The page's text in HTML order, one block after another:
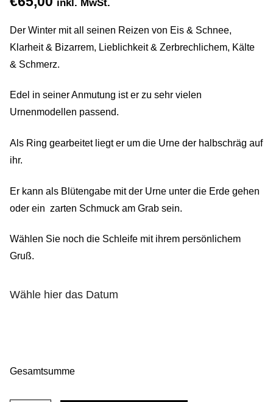
Gemein stark in der Region
Ausbildung bei Diana Pernek
inkl. MwSt.
Der Winter mit all seinen Reizen von Eis & Schnee,
Klarheit & Bizarrem, Lieblichkeit & Zerbrechlichem, Kälte
& Schmerz.
Edel in seiner Anmutung ist er zu sehr vielen
Urnenmodellen passend.
Als Ring gearbeitet liegt er um die Urne der halbschräg auf
ihr.
Er kann als Blütengabe mit der Urne unter die Erde gehen
oder ein zarten Schmuck am Grab sein.
Wählen Sie noch die Schleife mit ihrem persönlichem
Gruß.
Wähle hier das Datum
Gesamtsumme